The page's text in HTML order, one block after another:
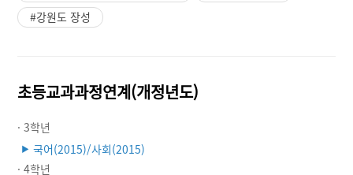
#강원도 장성
초등교과과정연계(개정년도)
· 3학년
▶ 국어(2015)/사회(2015)
· 4학년